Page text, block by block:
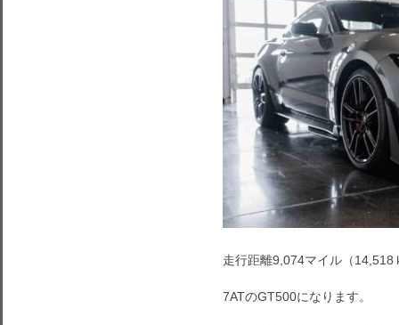
走行距離9,074マイル（14,518
7ATのGT500になります。